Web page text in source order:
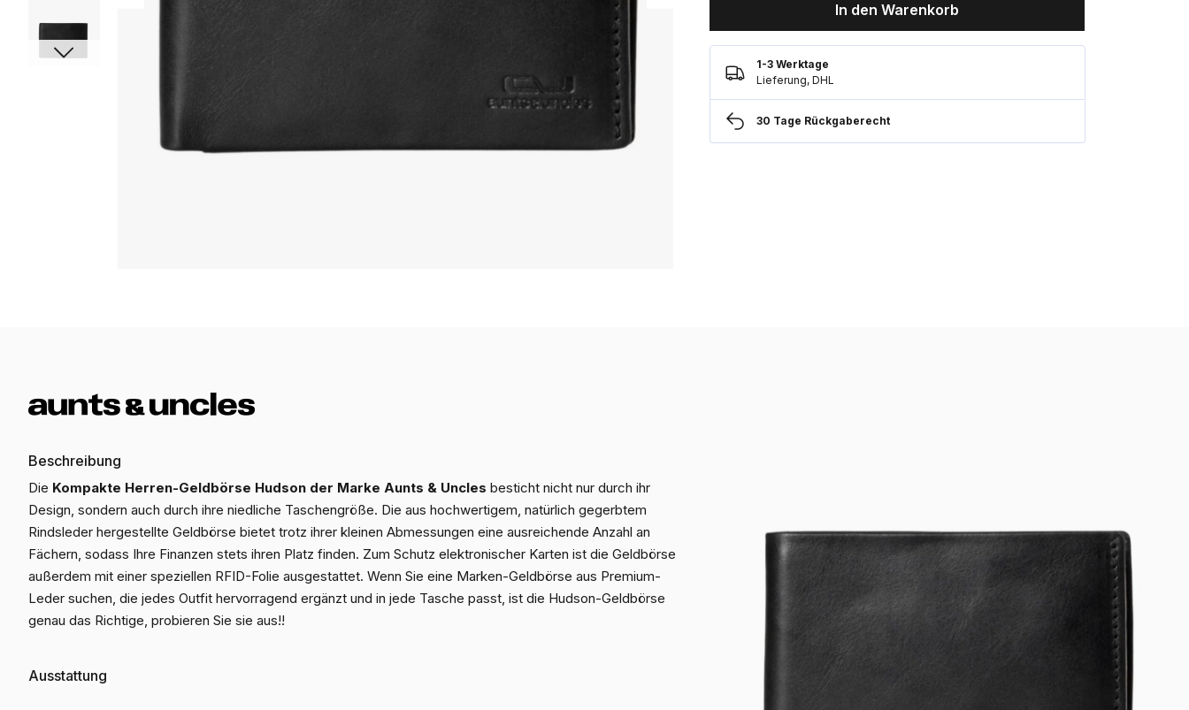
In den Warenkorb
1-3 Werktage
Lieferung, DHL
30 Tage Rückgaberecht
Beschreibung
Die Kompakte Herren-Geldbörse Hudson der Marke Aunts & Uncles besticht nicht nur durch ihr
Design, sondern auch durch ihre niedliche Taschengröße. Die aus hochwertigem, natürlich gegerbtem
Rindsleder hergestellte Geldbörse bietet trotz ihrer kleinen Abmessungen eine ausreichende Anzahl an
Fächern, sodass Ihre Finanzen stets ihren Platz finden. Zum Schutz elektronischer Karten ist die Geldbörse
außerdem mit einer speziellen RFID-Folie ausgestattet. Wenn Sie eine Marken-Geldbörse aus Premium-
Leder suchen, die jedes Outfit hervorragend ergänzt und in jede Tasche passt, ist die Hudson-Geldbörse
genau das Richtige, probieren Sie sie aus!!
Ausstattung